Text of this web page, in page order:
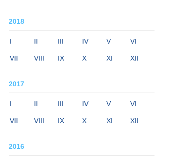
2018
I II III IV V VI
VII VIII IX X XI XII
2017
I II III IV V VI
VII VIII IX X XI XII
2016